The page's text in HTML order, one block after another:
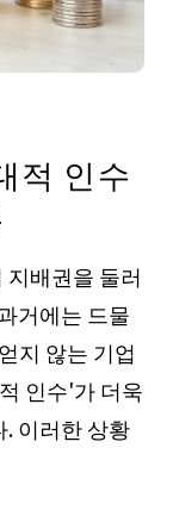
적 인수
배권을 둘러
거에는 드물
지 않는 기업
인수'가 더욱
이러한 상황